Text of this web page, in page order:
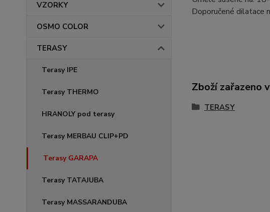
VZORKY
OSMO COLOR
TERASY
Terasy IPE
Terasy THERMO
HRANOLY pod terasy
Terasy MERBAU CLIP+PD
Terasy GARAPA
Terasy TATAJUBA
Terasy MASSARANDUBA
Doporučené dilatace
Zboží zařazeno
TERASY